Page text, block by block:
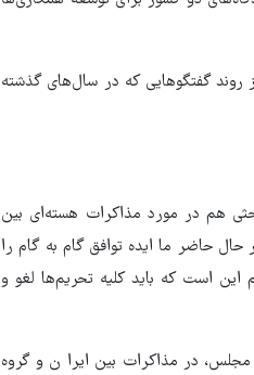
گفتگوهایی که در سال‌های گذشته
هم در مورد مذاکرات هسته‌ای بین
در حال حاضر ما ایده توافق گام به گام را
این است که باید کلیه تحریم‌ها لغو و
در مذاکرات بین ایرا ن و گروه